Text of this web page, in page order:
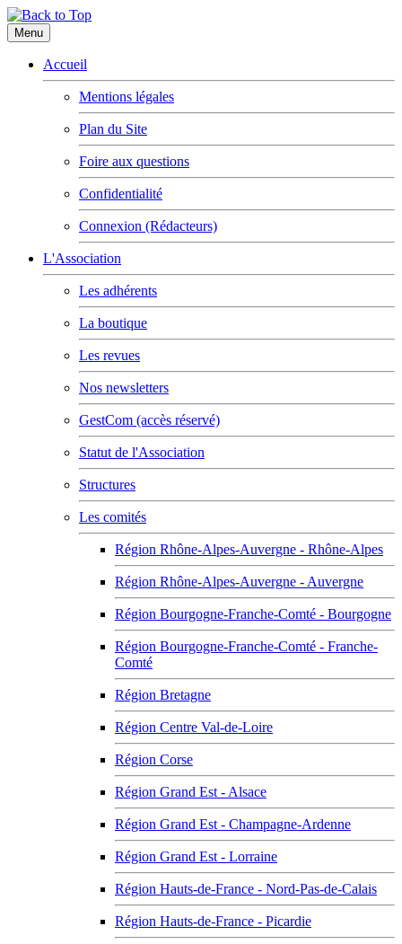
Menu
Accueil
Mentions légales
Plan du Site
Foire aux questions
Confidentialité
Connexion (Rédacteurs)
L'Association
Les adhérents
La boutique
Les revues
Nos newsletters
GestCom (accès réservé)
Statut de l'Association
Structures
Les comités
Région Rhône-Alpes-Auvergne - Rhône-Alpes
Région Rhône-Alpes-Auvergne - Auvergne
Région Bourgogne-Franche-Comté - Bourgogne
Région Bourgogne-Franche-Comté - Franche-
Comté
Région Bretagne
Région Centre Val-de-Loire
Région Corse
Région Grand Est - Alsace
Région Grand Est - Champagne-Ardenne
Région Grand Est - Lorraine
Région Hauts-de-France - Nord-Pas-de-Calais
Région Hauts-de-France - Picardie